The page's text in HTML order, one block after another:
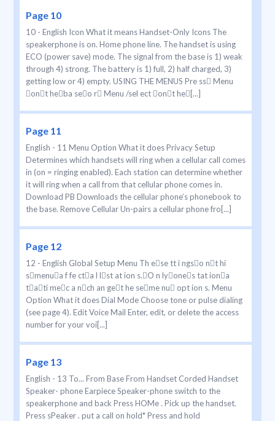
Page 10
10 - English Icon What it means Handset-Only Icons The
speakerphone is on. Home phone line. The handset is using
ECO (power save) mode. The signal from the base is 1) weak
through 4) strong. The battery is 1) full, 2) half charged, 3)
getting low or 4) empty. USING THE MENUS Pre ss Menu
ont heba seo r Menu /sel ect ont he[...]
Page 11
English - 11 Menu Option What it does Privacy Setup
Determines which handsets will ring when a cellular call comes
in (on = ringing enabled). Each station can determine whether
it will ring when a call from that cellular phone comes in.
Download PB Downloads the cellular phone’s phonebook to
the base. Remove Cellular Un-pairs a cellular phone fro[...]
Page 12
12 - English Global Setup Menu Th ese tt i ngso nt hi
smenua f fe cta l lst at ion s.O n lyones tat iona
tati mec a nch an get he seme nu opt ion s. Menu
Option What it does Dial Mode Choose tone or pulse dialing
(see page 4). Edit Voice Mail Enter, edit, or delete the access
number for your voi[...]
Page 13
English - 13 To... From Base From Handset Corded Handset
Speaker- phone Earpiece Speaker-phone switch to the
speakerphone and back Press HOMe . Pick up the handset.
Press sPeaker . put a call on hold* Press and hold